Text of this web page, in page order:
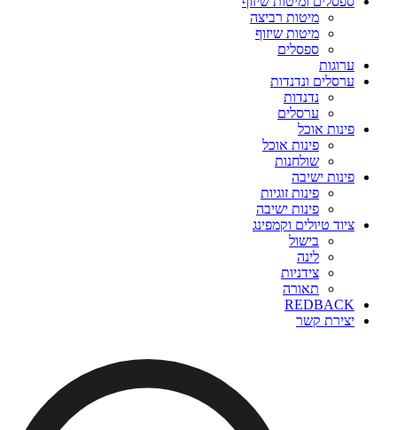
מיטות רביצה
מיטות שיזוף
ספסלים
ערוגות
ערסלים ונדנדות
נדנדות
ערסלים
פינות אוכל
פינות אוכל
שולחנות
פינות ישיבה
פינות זוגיות
פינות ישיבה
ציוד טיולים וקמפינג
בישול
לינה
צידניות
תאורה
REDBACK
יצירת קשר